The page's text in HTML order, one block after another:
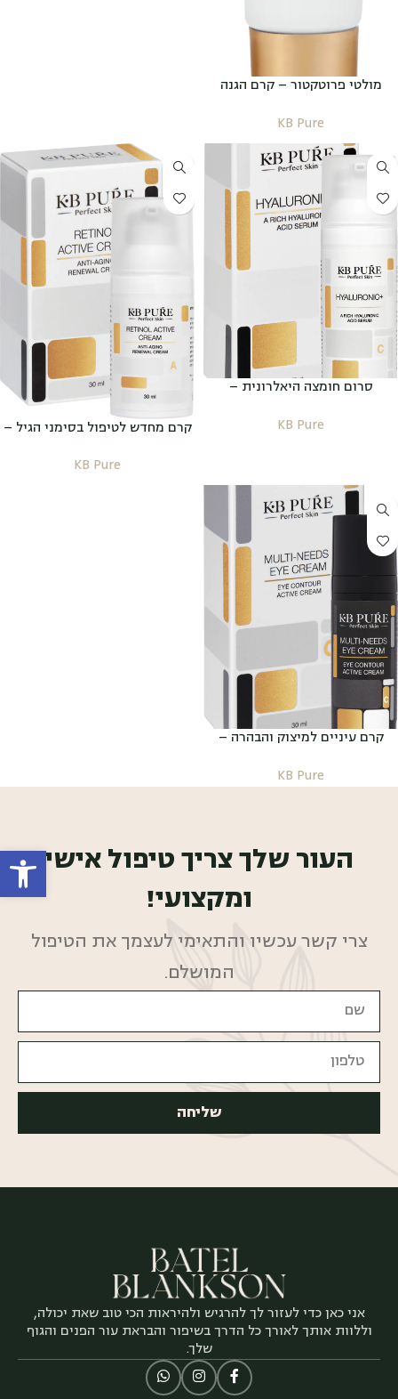
פתח
מולטי פרוטקטור – קרם הגנה
NEEDS PROTECTOR 50spf
KB Pure
סרום חומצה היאלרונית –
KB Pure
קרם מחדש לטיפול בסימני הגיל –
KB Pure
קרם עיניים למיצוק והבהרה –
KB Pure
העור שלך צריך טיפול אישי
ומקצועי!
צרי קשר עכשיו והתאימי לעצמך את הטיפול
המושלם.
שליחה
אני כאן כדי לעזור לך להרגיש ולהיראות הכי טוב שאת יכולה,
וללוות אותך לאורך כל הדרך בשיפור והבראת עור הפנים והגוף
שלך.